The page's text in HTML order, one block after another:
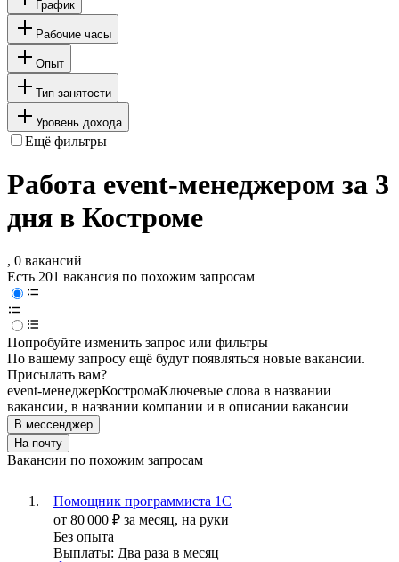
График
Рабочие часы
Опыт
Тип занятости
Уровень дохода
Ещё фильтры
Работа event-менеджером за 3
дня в Костроме
, 0 вакансий
Есть 201 вакансия по похожим запросам
Попробуйте изменить запрос или фильтры
По вашему запросу ещё будут появляться новые вакансии.
Присылать вам?
event-менеджерКостромаКлючевые слова в названии
вакансии, в названии компании и в описании вакансии
В мессенджер
На почту
Вакансии по похожим запросам
Помощник программиста 1С
от 80 000 ₽ за месяц, на руки
Без опыта
Выплаты: Два раза в месяц